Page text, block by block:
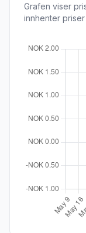
Grafen viser
innhenter